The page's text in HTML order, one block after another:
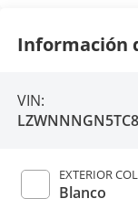
Información
VIN:
EXTERIOR
Blanco